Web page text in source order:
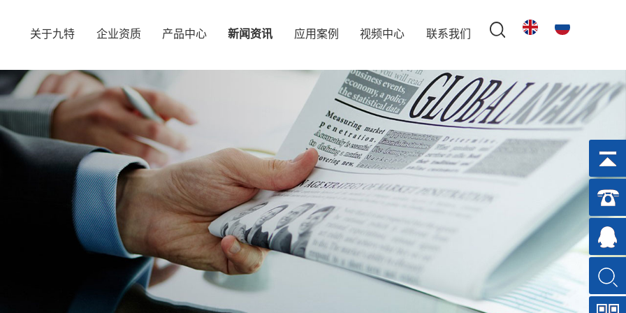
关于九特 企业资质 产品中心 新闻资讯 应用案例 视频中心 联系我们